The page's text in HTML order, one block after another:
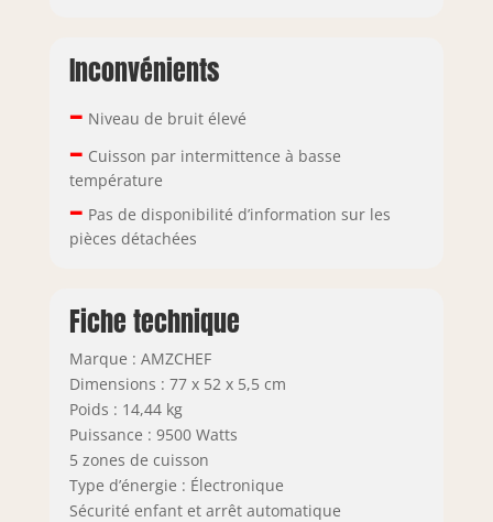
est fabriquée en
plaque de cristal
produit ne
le câblage.
Inconvénients
– Niveau de bruit élevé
– Cuisson par intermittence à basse
température
– Pas de disponibilité d’information sur les
pièces détachées
Fiche technique
Marque : AMZCHEF
Dimensions : 77 x 52 x 5,5 cm
Poids : 14,44 kg
Puissance : 9500 Watts
5 zones de cuisson
Type d’énergie : Électronique
Sécurité enfant et arrêt automatique